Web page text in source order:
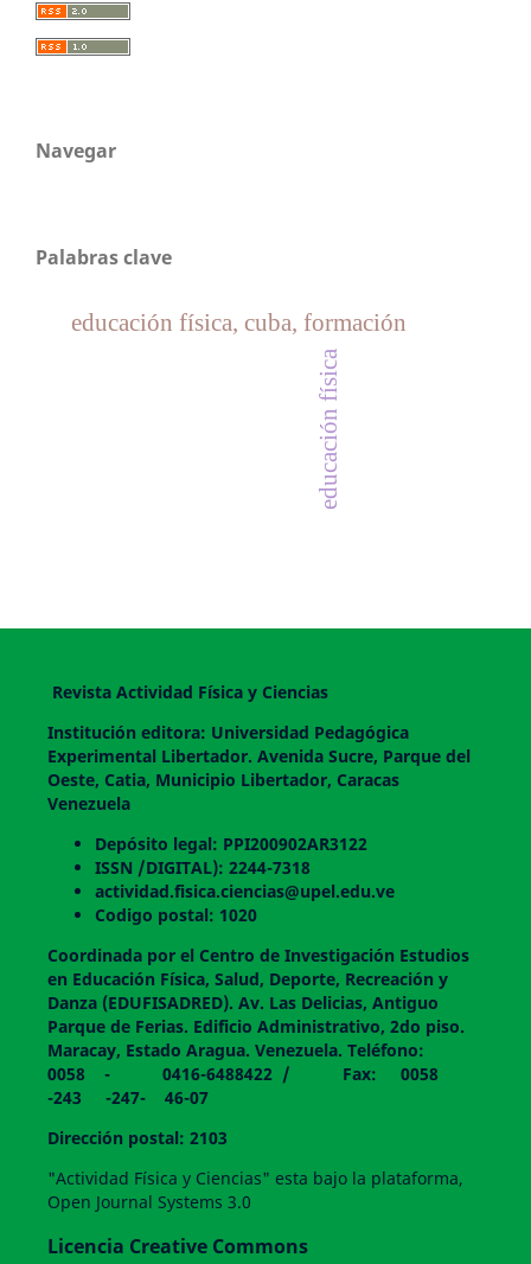
Navegar
Palabras clave
educación física
educación física, cuba, formación
Revista Actividad Física y Ciencias
Institución editora: Universidad Pedagógica
Experimental Libertador. Avenida Sucre, Parque del
Oeste, Catia, Municipio Libertador, Caracas
Venezuela
Depósito legal: PPI200902AR3122
ISSN /DIGITAL): 2244-7318
actividad.fisica.ciencias@upel.edu.ve
Codigo postal: 1020
Coordinada por el Centro de Investigación Estudios
en Educación Física, Salud, Deporte, Recreación y
Danza (EDUFISADRED). Av. Las Delicias, Antiguo
Parque de Ferias. Edificio Administrativo, 2do piso.
Maracay, Estado Aragua. Venezuela. Teléfono:
0058 - 0416-6488422 / Fax: 0058
-243 -247- 46-07
Dirección postal: 2103
"Actividad Física y Ciencias" esta bajo la plataforma,
Open Journal Systems 3.0
Licencia Creative Commons